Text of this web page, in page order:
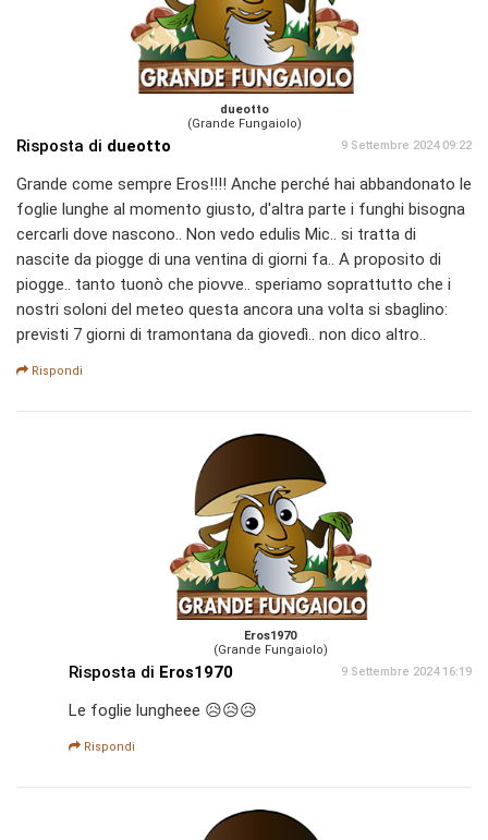
dueotto
(Grande Fungaiolo)
Risposta di dueotto 9 Settembre 2024 09:22
Grande come sempre Eros!!!! Anche perché hai abbandonato le
foglie lunghe al momento giusto, d'altra parte i funghi bisogna
cercarli dove nascono.. Non vedo edulis Mic.. si tratta di
nascite da piogge di una ventina di giorni fa.. A proposito di
piogge.. tanto tuonò che piovve.. speriamo soprattutto che i
nostri soloni del meteo questa ancora una volta si sbaglino:
previsti 7 giorni di tramontana da giovedì.. non dico altro..
Rispondi
Eros1970
(Grande Fungaiolo)
Risposta di Eros1970 9 Settembre 2024 16:19
Le foglie lungheee 😥😥😥
Rispondi